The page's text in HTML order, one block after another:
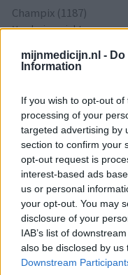
mijnmedicijn.nl -
Information
If you wish to opt-out
processing of your
targeted advertising by
section to confirm your
opt-out request is
interest-based ads
us or personal
your opt-out. You may
disclosure of your
IAB’s list of
also be disclosed by
Downstream
Champix (1187)
Verslavingsziekten
Venlafaxine (1004)
Depressie - antidepressiva
Pijn - morfine-achtigen
Thyrax Duotab (882)
Schildklier - hypothyroidie
Omeprazol (848)
Maagzuur -
Metoprolol (817)
Bloeddruk - betablokkers
Lyrica (795)
Epilepsie
Furabid (735)